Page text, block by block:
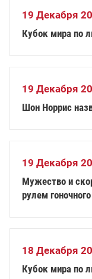
19 Декабря
Кубок мира по
19 Декабря
Шон Норрис
19 Декабря
Мужество и
рулем
18 Декабря
Кубок мира по